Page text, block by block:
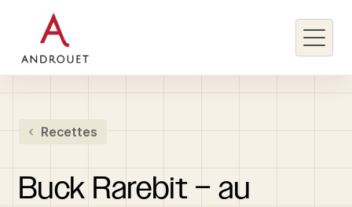
Rechercher un mot clé
Recettes
Buck Rarebit – au